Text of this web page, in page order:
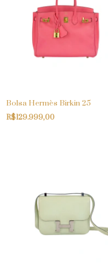
Bolsa Hermès Birkin 25
R$129.999,00